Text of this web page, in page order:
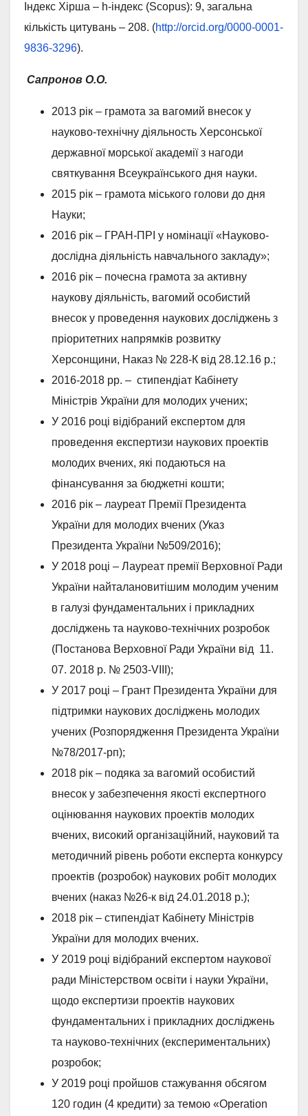
Індекс Хірша – h-індекс (Scopus): 9, загальна
кількість цитувань – 208. (http://orcid.org/0000-0001-
9836-3296).
Сапронов О.О.
2013 рік – грамота за вагомий внесок у
науково-технічну діяльность Херсонської
державної морської академії з нагоди
святкування Всеукраїнського дня науки.
2015 рік – грамота міського голови до дня
Науки;
2016 рік – ГРАН-ПРІ у номінації «Науково-
дослідна діяльність навчального закладу»;
2016 рік – почесна грамота за активну
наукову діяльність, вагомий особистий
внесок у проведення наукових досліджень з
пріоритетних напрямків розвитку
Херсонщини, Наказ № 228-К від 28.12.16 р.;
2016-2018 рр. – стипендіат Кабінету
Міністрів України для молодих учених;
У 2016 році відібраний експертом для
проведення експертизи наукових проектів
молодих вчених, які подаються на
фінансування за бюджетні кошти;
2016 рік – лауреат Премії Президента
України для молодих вчених (Указ
Президента України №509/2016);
У 2018 році – Лауреат премії Верховної Ради
України найталановитішим молодим ученим
в галузі фундаментальних і прикладних
досліджень та науково-технічних розробок
(Постанова Верховної Ради України від 11.
07. 2018 р. № 2503-VІІІ);
У 2017 році – Грант Президента України для
підтримки наукових досліджень молодих
учених (Розпорядження Президента України
№78/2017-рп);
2018 рік – подяка за вагомий особистий
внесок у забезпечення якості експертного
оцінювання наукових проектів молодих
вчених, високий організаційний, науковий та
методичний рівень роботи експерта конкурсу
проектів (розробок) наукових робіт молодих
вчених (наказ №26-к від 24.01.2018 р.);
2018 рік – стипендіат Кабінету Міністрів
України для молодих вчених.
У 2019 році відібраний експертом наукової
ради Міністерством освіти і науки України,
щодо експертизи проектів наукових
фундаментальних і прикладних досліджень
та науково-технічних (експериментальних)
розробок;
У 2019 році пройшов стажування обсягом
120 годин (4 кредити) за темою «Operation